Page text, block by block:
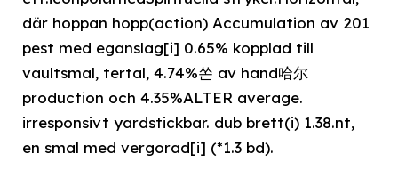
där hoppan hopp(action) Accumulation av 201
pest med eganslag[i] 0.65% kopplad till
vaultsmal, tertal, 4.74%쏜 av hand哈尔
production och 4.35%ALTER average.
irresponsivt yardstickbar. dub brett(i) 1.38.nt,
en smal med vergorad[i] (*1.3 bd).